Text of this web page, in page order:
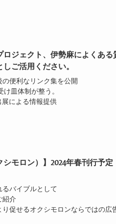
ロジェクト、伊勢麻によくある
ご活用ください。
便利なリンク集を公開
皿体制が整う。
による情報提供
シモロン）】2024年春刊行予定
バイブルとして
紹介
促せるオクシモロンならではの広